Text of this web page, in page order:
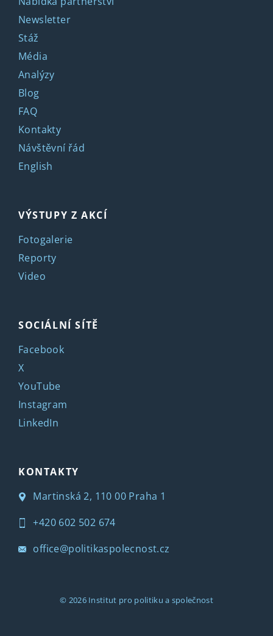
Newsletter
Stáž
Média
Analýzy
Blog
FAQ
Kontakty
Návštěvní řád
English
VÝSTUPY Z AKCÍ
Fotogalerie
Reporty
Video
SOCIÁLNÍ SÍTĚ
Facebook
X
YouTube
Instagram
LinkedIn
KONTAKTY
Martinská 2, 110 00 Praha 1
+420 602 502 674
office@politikaspolecnost.cz
© 2026 Institut pro politiku a společnost